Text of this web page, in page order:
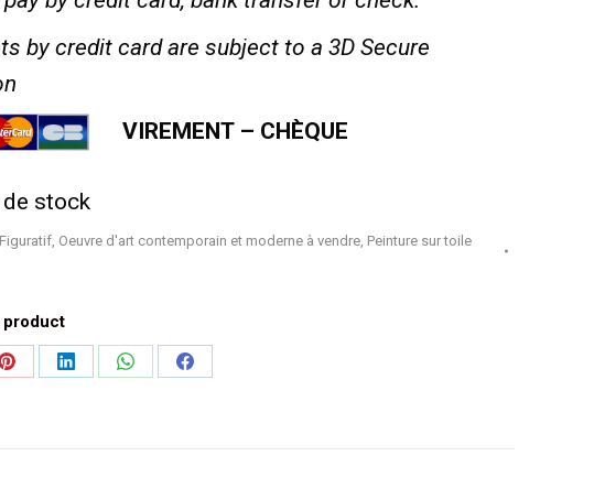
by credit card are subject to a 3D Secure
VIREMENT – CHÈQUE
de stock
Figuratif Oeuvre d'art contemporain et moderne à vendre Peinture sur toile
product
PartagerPartagerPartagerPartager